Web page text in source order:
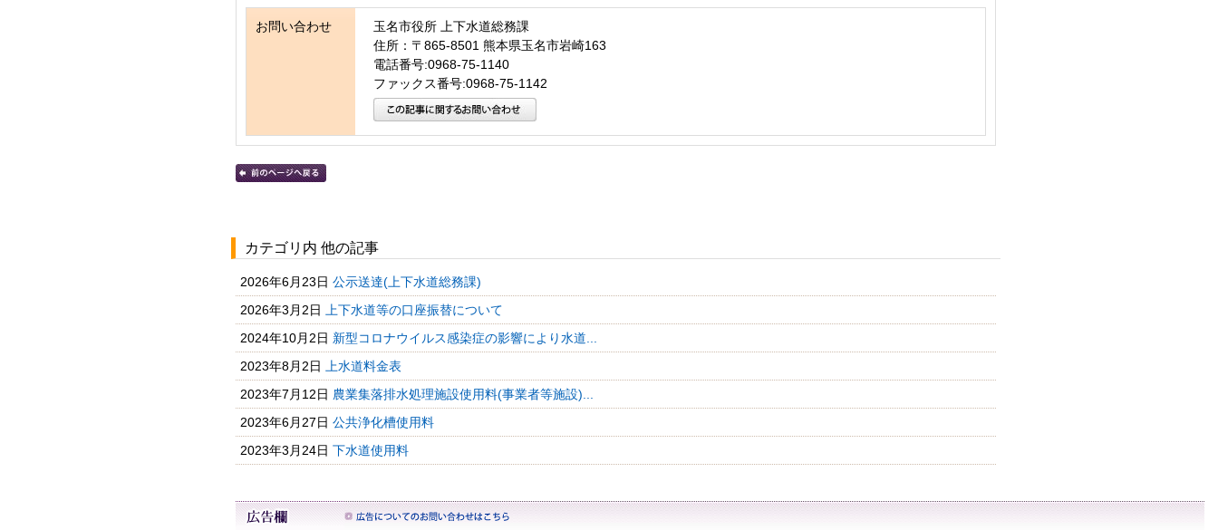
お問い合わせ
玉名市役所 上下水道総務課
住所：〒865-8501 熊本県玉名市岩崎163
電話番号:0968-75-1140
ファックス番号:0968-75-1142
カテゴリ内 他の記事
2026年6月23日 公示送達(上下水道総務課)
2026年3月2日
上下水道等の口座振替について
2024年10月2日 新型コロナウイルス感染症の影響により水道...
2023年8月2日
上水道料金表
2023年7月12日 農業集落排水処理施設使用料(事業者等施設)...
2023年6月27日 公共浄化槽使用料
2023年3月24日 下水道使用料